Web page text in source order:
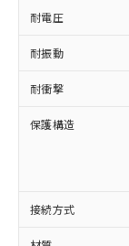
耐電圧
耐振動
耐衝撃
保護構造
接続方式
*EU RoHS
ミウム
六価クロ
類(PBB)
(PBDE)
ル)
ルベンジル
（DBP）
但し、
フタル酸
図的な使用
Pb(鉛)
Cr(Ⅵ)(六
ニル類) :
DBP(フタ
イソブチ
DEHP(フ
※2 環